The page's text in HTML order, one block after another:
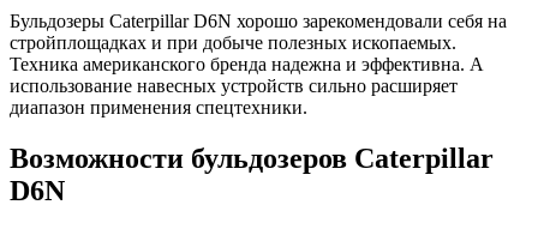
Бульдозеры Caterpillar D6N хорошо зарекомендовали себя на
стройплощадках и при добыче полезных ископаемых.
Техника американского бренда надежна и эффективна. А
использование навесных устройств сильно расширяет
диапазон применения спецтехники.
Возможности бульдозеров Caterpillar
D6N